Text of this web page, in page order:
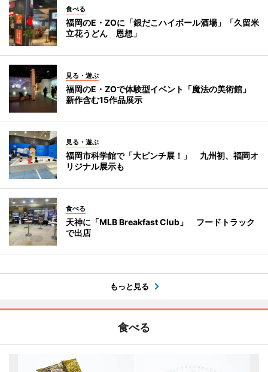
食べる
福岡のE・ZOに「銀だこハイボール酒場」「久留米
立花うどん 恩想」
見る・遊ぶ
福岡のE・ZOで体験型イベント「魔法の美術館」
新作含む15作品展示
見る・遊ぶ
福岡市科学館で「大ピンチ展！」 九州初、福岡オ
リジナル展示も
食べる
天神に「MLB Breakfast Club」 フードトラック
で出店
もっと見る
食べる